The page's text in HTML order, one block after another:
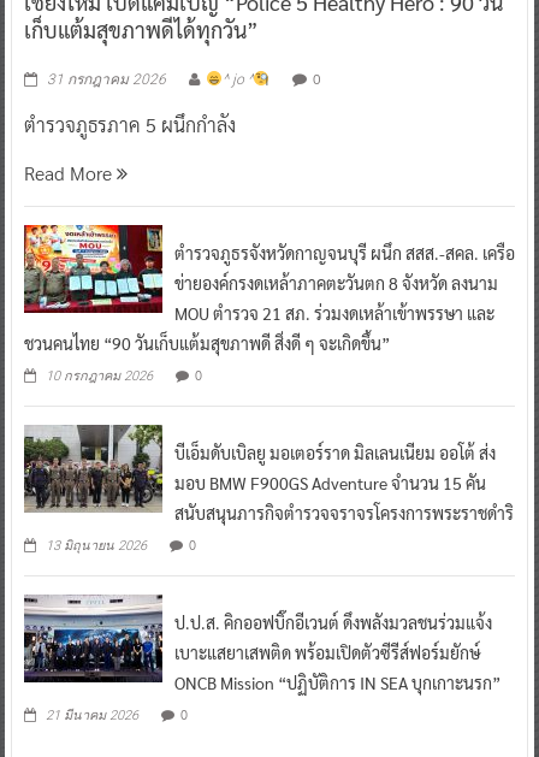
เก็บแต้มสุขภาพดีได้ทุกวัน”
31 กรกฎาคม 2026 ^ jo ^ 0
ตำรวจภูธรภาค 5 ผนึกกำลัง
Read More
ตำรวจภูธรจังหวัดกาญจนบุรี ผนึก สสส.-สคล. เครือ
ข่ายองค์กรงดเหล้าภาคตะวันตก 8 จังหวัด ลงนาม
MOU ตำรวจ 21 สภ. ร่วมงดเหล้าเข้าพรรษา และ
ชวนคนไทย “90 วันเก็บแต้มสุขภาพดี สิ่งดี ๆ จะเกิดขึ้น”
10 กรกฎาคม 2026 0
บีเอ็มดับเบิลยู มอเตอร์ราด มิลเลนเนียม ออโต้ ส่ง
มอบ BMW F900GS Adventure จำนวน 15 คัน
สนับสนุนภารกิจตำรวจจราจรโครงการพระราชดำริ
13 มิถุนายน 2026 0
ป.ป.ส. คิกออฟบิ๊กอีเวนต์ ดึงพลังมวลชนร่วมแจ้ง
เบาะแสยาเสพติด พร้อมเปิดตัวซีรีส์ฟอร์มยักษ์
ONCB Mission “ปฏิบัติการ IN SEA บุกเกาะนรก”
21 มีนาคม 2026 0